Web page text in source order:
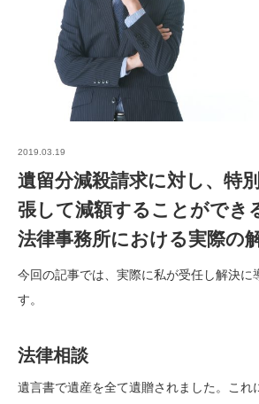
2019.03.19
遺留分減殺請求に対し、特
張して減額することができ
法律事務所における実際の
今回の記事では、実際に私が受任し解決に
す。
法律相談
遺言書で遺産を全て遺贈されました。これ